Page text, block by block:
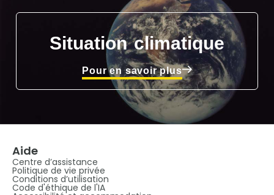
Situation climatique
Pour en savoir plus
Aide
Centre d’assistance
Politique de vie privée
Conditions d’utilisation
Code d'éthique de l'IA